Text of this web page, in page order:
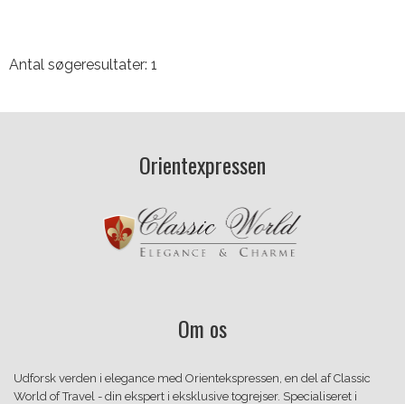
Antal søgeresultater: 1
Orientexpressen
Om os
Udforsk verden i elegance med Orientekspressen, en del af Classic
World of Travel - din ekspert i eksklusive togrejser. Specialiseret i